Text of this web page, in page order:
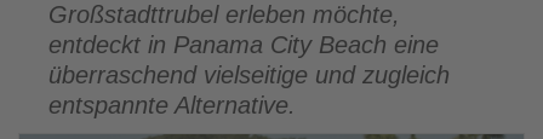
Großstadttrubel erleben möchte,
entdeckt in Panama City Beach eine
überraschend vielseitige und zugleich
entspannte Alternative.